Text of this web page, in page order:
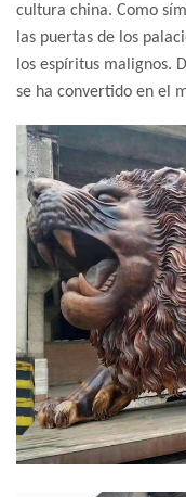
cultura china. Como
las puertas de los
los espíritus malignos.
se ha convertido en el